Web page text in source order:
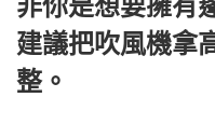
非你是想要擁有
建議把吹風機拿
整。